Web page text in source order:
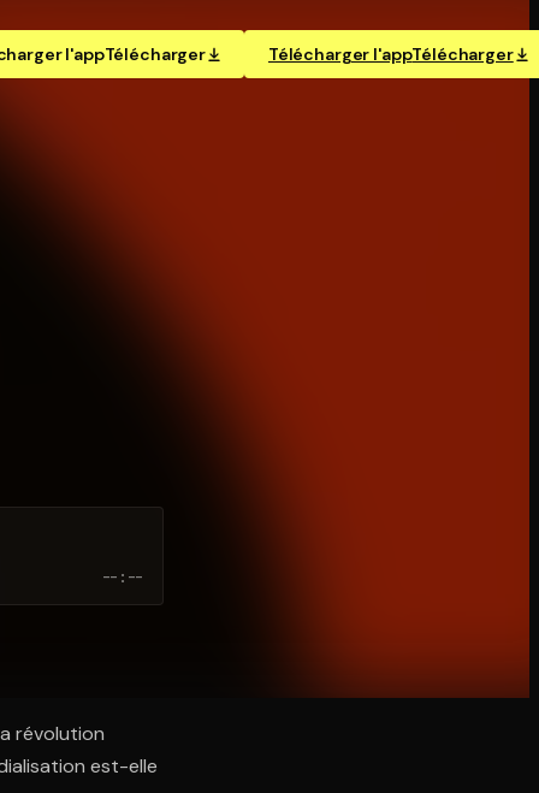
l'appTélécharger Télécharger l'appTélécharger
--:--
révolution
est-elle